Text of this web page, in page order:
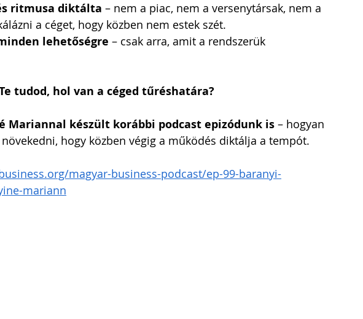
Csaba Zsapka Andrea
ritmusa diktálta – nem a piac, nem a versenytársak, nem a
a céget, hogy közben nem estek szét.
lehetőségre – csak arra, amit a rendszerük
tudod, hol van a céged tűréshatára?
Mariannal készült korábbi podcast epizódunk is – hogyan
hogy közben végig a működés diktálja a tempót.
magyar-business-podcast/ep-99-baranyi-
mariann